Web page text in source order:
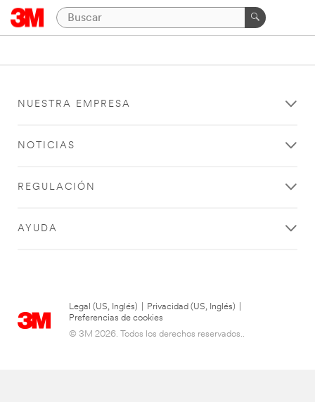
NUESTRA EMPRESA
NOTICIAS
REGULACIÓN
AYUDA
Legal (US, Inglés) Privacidad (US, Inglés)
Preferencias de cookies
© 3M 2026. Todos los derechos reservados..